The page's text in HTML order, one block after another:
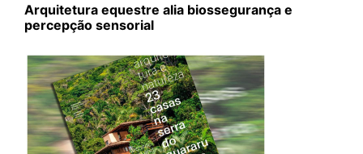
Arquitetura equestre alia biossegurança e
percepção sensorial